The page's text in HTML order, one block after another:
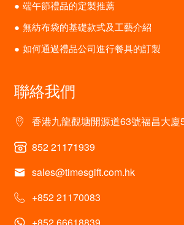
端午節禮品的定製推薦
無紡布袋的基礎款式及工藝介紹
如何通過禮品公司進行餐具的訂製
聯絡我們
香港九龍觀塘開源道63號福昌大廈
852 21171939
sales@timesgift.com.hk
+852 21170083